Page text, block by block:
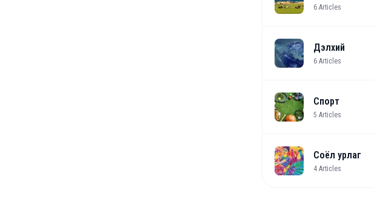
6 Articles
Дэлхий
6 Articles
Спорт
5 Articles
Соёл урлаг
4 Articles